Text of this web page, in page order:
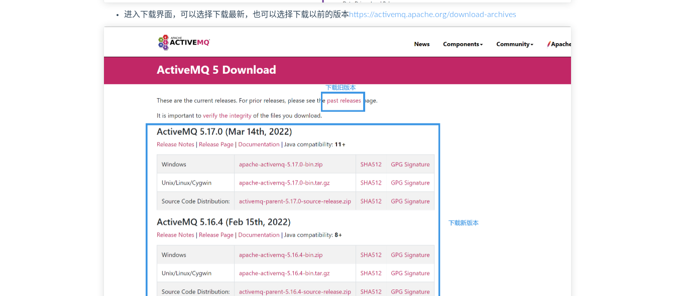
进入下载界面，可以选择下载最新，也可以选择下载以前的版本https://activemq.apache.org/download-archives